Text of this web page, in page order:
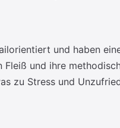
und haben
und ihre
zu Stress und